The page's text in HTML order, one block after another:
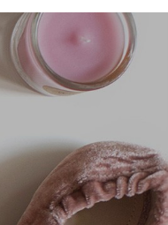
с
средой.